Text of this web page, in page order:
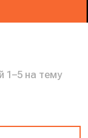
1–5 на тему